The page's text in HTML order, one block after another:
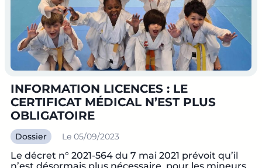
INFORMATION LICENCES : LE
CERTIFICAT MÉDICAL N’EST PLUS
OBLIGATOIRE
Dossier Le 05/09/2023
Le décret n° 2021-564 du 7 mai 2021 prévoit qu’il